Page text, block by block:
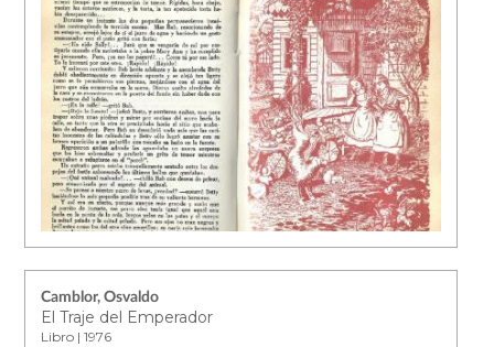
Camblor, Osvaldo
El Traje del Emperador
Libro | 1976